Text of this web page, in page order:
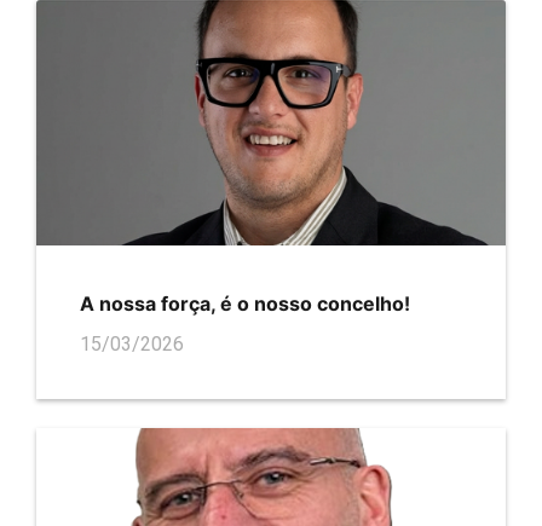
A nossa força, é o nosso concelho!
15/03/2026